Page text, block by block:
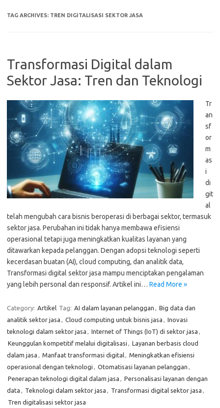
TAG ARCHIVES: TREN DIGITALISASI SEKTOR JASA
Transformasi Digital dalam
Sektor Jasa: Tren dan Teknologi
Tr
an
sf
or
m
as
i
di
git
al
telah mengubah cara bisnis beroperasi di berbagai sektor, termasuk
sektor jasa. Perubahan ini tidak hanya membawa efisiensi
operasional tetapi juga meningkatkan kualitas layanan yang
ditawarkan kepada pelanggan. Dengan adopsi teknologi seperti
kecerdasan buatan (AI), cloud computing, dan analitik data,
Transformasi digital sektor jasa mampu menciptakan pengalaman
yang lebih personal dan responsif. Artikel ini… Read More »
Category: Artikel Tag: AI dalam layanan pelanggan , Big data dan
analitik sektor jasa , Cloud computing untuk bisnis jasa , Inovasi
teknologi dalam sektor jasa , Internet of Things (IoT) di sektor jasa ,
Keunggulan kompetitif melalui digitalisasi , Layanan berbasis cloud
dalam jasa , Manfaat transformasi digital, Meningkatkan efisiensi
operasional dengan teknologi , Otomatisasi layanan pelanggan ,
Penerapan teknologi digital dalam jasa , Personalisasi layanan dengan
data , Teknologi dalam sektor jasa , Transformasi digital sektor jasa ,
Tren digitalisasi sektor jasa